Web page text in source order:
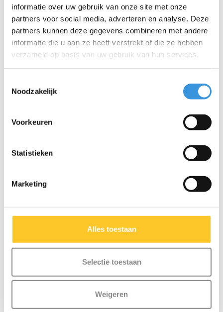
informatie over uw gebruik van onze site met onze
partners voor social media, adverteren en analyse. Deze
partners kunnen deze gegevens combineren met andere
informatie die u aan ze heeft verstrekt of die ze hebben
verzameld op basis van uw gebruik van hun services.
Noodzakelijk
Voorkeuren
Statistieken
Marketing
Alles toestaan
Selectie toestaan
Weigeren
Specificaties
Iets extra's erbij?
Micro PC helm Deluxe
Forest Green
groen